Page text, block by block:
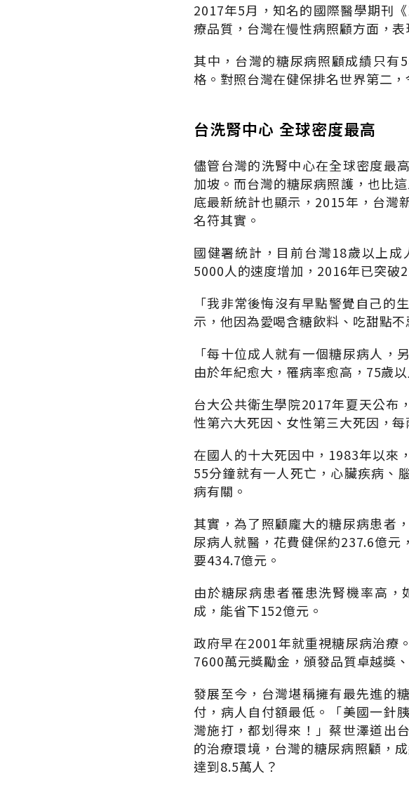
2017年5月，知名的國際醫學期刊
療品質，台灣在慢性病照顧方面，
其中，台灣的糖尿病照顧成績只有
格。對照台灣在健保排名世界第二，
台洗腎中心 全球密度最高
儘管台灣的洗腎中心在全球密度最
加坡。而台灣的糖尿病照護，也比
底最新統計也顯示，2015年，台灣
名符其實。
國健署統計，目前台灣18歲以上
5000人的速度增加，2016年已突破
「我非常後悔沒有早點警覺自己的
示，他因為愛喝含糖飲料、吃甜點
「每十位成人就有一個糖尿病人，
由於年紀愈大，罹病率愈高，75歲
台大公共衛生學院2017年夏天公布
性第六大死因、女性第三大死因，
在國人的十大死因中，1983年以來
55分鐘就有一人死亡，心臟疾病、
病有關。
其實，為了照顧龐大的糖尿病患者
尿病人就醫，花費健保約237.6億元
要434.7億元。
由於糖尿病患者罹患洗腎機率高
成，能省下152億元。
政府早在2001年就重視糖尿病治療
7600萬元獎勵金，頒發品質卓越獎
發展至今，台灣堪稱擁有最先進的
付，病人自付額最低。「美國一針
灣施打，都划得來！」蔡世澤道出
的治療環境，台灣的糖尿病照顧，
達到8.5萬人？